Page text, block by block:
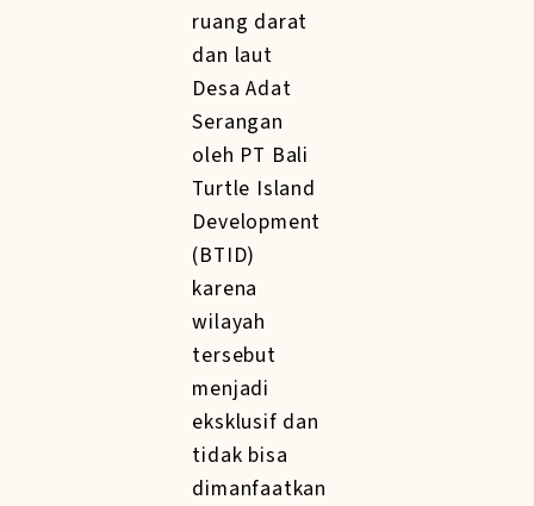
ruang darat
dan laut
Desa Adat
Serangan
oleh PT Bali
Turtle Island
Development
(BTID)
karena
wilayah
tersebut
menjadi
eksklusif dan
tidak bisa
dimanfaatkan